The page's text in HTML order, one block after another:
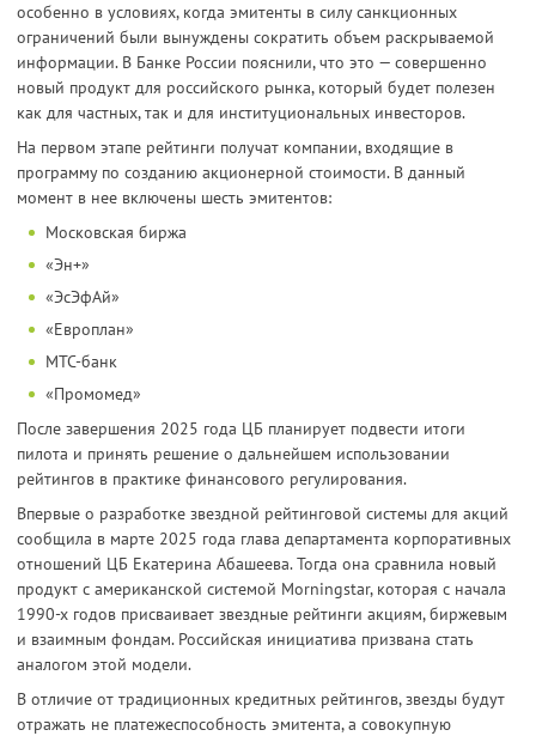
особенно в условиях, когда эмитенты в силу санкционных
ограничений были вынуждены сократить объем раскрываемой
информации. В Банке России пояснили, что это — совершенно
новый продукт для российского рынка, который будет полезен
как для частных, так и для институциональных инвесторов.
На первом этапе рейтинги получат компании, входящие в
программу по созданию акционерной стоимости. В данный
момент в нее включены шесть эмитентов:
Московская биржа
«Эн+»
«ЭсЭфАй»
«Европлан»
МТС-банк
«Промомед»
После завершения 2025 года ЦБ планирует подвести итоги
пилота и принять решение о дальнейшем использовании
рейтингов в практике финансового регулирования.
Впервые о разработке звездной рейтинговой системы для акций
сообщила в марте 2025 года глава департамента корпоративных
отношений ЦБ Екатерина Абашеева. Тогда она сравнила новый
продукт с американской системой Morningstar, которая с начала
1990-х годов присваивает звездные рейтинги акциям, биржевым
и взаимным фондам. Российская инициатива призвана стать
аналогом этой модели.
В отличие от традиционных кредитных рейтингов, звезды будут
отражать не платежеспособность эмитента, а совокупную